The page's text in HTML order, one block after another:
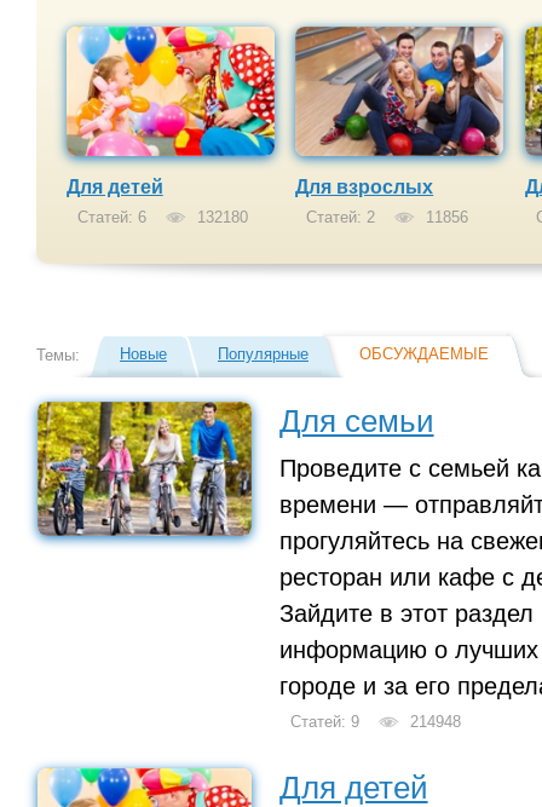
Для детей
Статей: 6 132180
Для взрослых
Статей: 2 11856
Темы: Новые Популярные ОБСУЖДАЕМЫЕ
Для семьи
Проведите с семьей
времени —
прогуляйтесь на
ресторан или кафе с
Зайдите в этот раздел
информацию о лучших
городе и за его
Статей: 9 214948
Для детей